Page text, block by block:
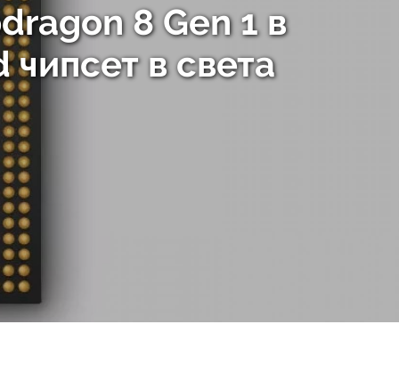
8 Gen 1 в
чипсет в света